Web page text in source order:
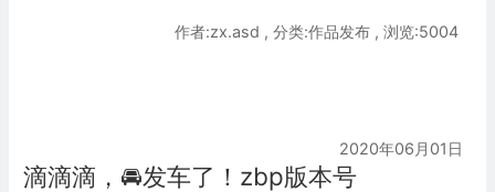
作者:zx.asd , 分类:作品发布 , 浏览:5004
2020年06月01日
滴滴滴，🚘发车了！zbp版本号